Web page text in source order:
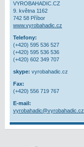
VYROBAHADIC.CZ
9. května 1162
742 58 Příbor
www.vyrobahadic.cz
Telefony:
(+420) 595 536 527
(+420) 595 536 536
(+420) 602 349 707
skype: vyrobahadic.cz
Fax:
(+420) 556 719 767
E-mail:
vyrobahadic@vyrobahadic.cz